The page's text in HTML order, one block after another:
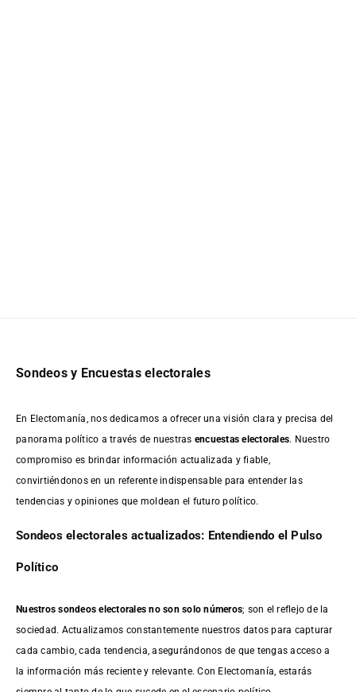
Sondeos y Encuestas electorales
En Electomanía, nos dedicamos a ofrecer una visión clara y precisa del
panorama político a través de nuestras encuestas electorales. Nuestro
compromiso es brindar información actualizada y fiable,
convirtiéndonos en un referente indispensable para entender las
tendencias y opiniones que moldean el futuro político.
Sondeos electorales actualizados: Entendiendo el Pulso
Político
Nuestros sondeos electorales no son solo números; son el reflejo de la
sociedad. Actualizamos constantemente nuestros datos para capturar
cada cambio, cada tendencia, asegurándonos de que tengas acceso a
la información más reciente y relevante. Con Electomanía, estarás